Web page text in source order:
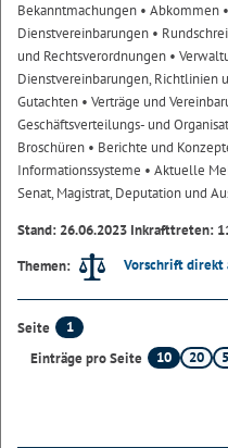
Bekanntmachungen • Abkommen
Dienstvereinbarungen •
und Rechtsverordnungen •
Dienstvereinbarungen, Richtlinien
Gutachten • Verträge und
Geschäftsverteilungs- und
Broschüren • Berichte und
Informationssysteme • Aktuelle
Senat, Magistrat, Deputation und
Stand: 26.06.2023 Inkrafttreten:
Themen:
Vorschrift direkt
Seite
1
Einträge pro Seite
10 20